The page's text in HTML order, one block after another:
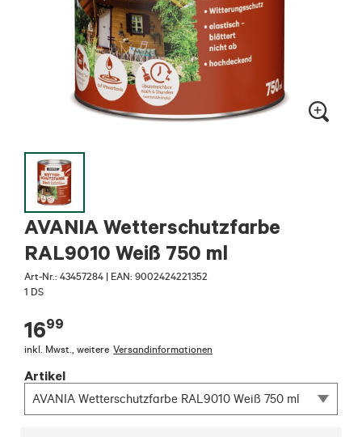
AVANIA Wetterschutzfarbe
RAL9010 Weiß 750 ml
Art-Nr.: 43457284 | EAN: 9002424221352
1 DS
1699
inkl. Mwst. weitere Versandinformationen
Artikel
AVANIA Wetterschutzfarbe RAL9010 Weiß 750 ml